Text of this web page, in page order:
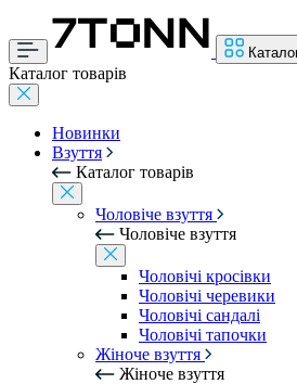
Каталог товарів
Новинки
Взуття
Каталог товарів
Чоловіче взуття
Чоловіче взуття
Чоловічі кросівки
Чоловічі черевики
Чоловічі сандалі
Чоловічі тапочки
Жіноче взуття
Жіноче взуття